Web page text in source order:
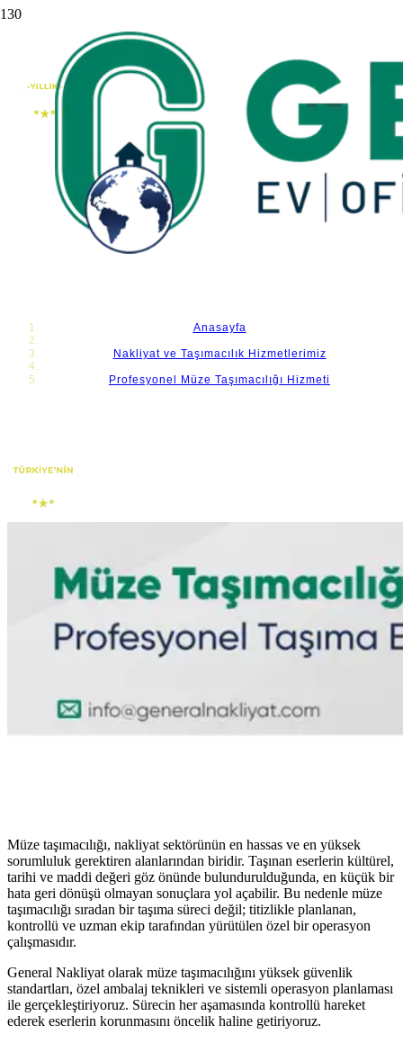
Profesyonel Müze Taşımacılığı Hizmeti
Müze taşımacılığı hizmeti ciddi bir iştir. Taşınma sırasında
Anasayfa
Nakliyat ve Taşımacılık Hizmetlerimiz
Profesyonel Müze Taşımacılığı Hizmeti
Müze taşımacılığı, nakliyat sektörünün en hassas ve en yüksek
sorumluluk gerektiren alanlarından biridir. Taşınan eserlerin kültürel,
tarihi ve maddi değeri göz önünde bulundurulduğunda, en küçük bir
hata geri dönüşü olmayan sonuçlara yol açabilir. Bu nedenle müze
taşımacılığı sıradan bir taşıma süreci değil; titizlikle planlanan,
kontrollü ve uzman ekip tarafından yürütülen özel bir operasyon
çalışmasıdır.
General Nakliyat olarak müze taşımacılığını yüksek güvenlik
standartları, özel ambalaj teknikleri ve sistemli operasyon planlaması
ile gerçekleştiriyoruz. Sürecin her aşamasında kontrollü hareket
ederek eserlerin korunmasını öncelik haline getiriyoruz.